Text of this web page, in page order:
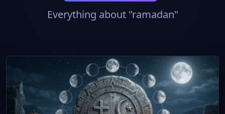
Everything about "ramadan"